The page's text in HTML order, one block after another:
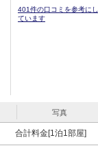
401件の口コミを参考にし
ています
写真
合計料金[1泊1部屋]